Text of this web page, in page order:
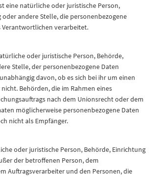
eine natürliche oder juristische Person,
oder andere Stelle, die personenbezogene
Verantwortlichen verarbeitet.
oder juristische Person, Behörde,
Stelle, der personenbezogene Daten
davon, ob es sich bei ihr um einen
Behörden, die im Rahmen eines
nach dem Unionsrecht oder dem
möglicherweise personenbezogene Daten
nicht als Empfänger.
oder juristische Person, Behörde, Einrichtung
der betroffenen Person, dem
Auftragsverarbeiter und den Personen, die